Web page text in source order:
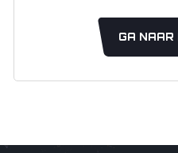
GA NAAR